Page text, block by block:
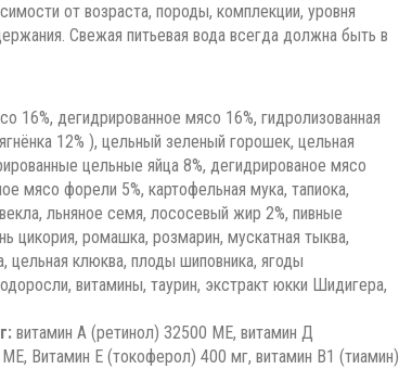
от возраста, породы, комплекции, уровня
Свежая питьевая вода всегда должна быть в
16%, дегидрированное мясо 16%, гидролизованная
12% ), цельный зеленый горошек, цельная
цельные яйца 8%, дегидрированое мясо
мясо форели 5%, картофельная мука, тапиока,
льняное семя, лососевый жир 2%, пивные
цикория, ромашка, розмарин, мускатная тыква,
цельная клюква, плоды шиповника, ягоды
витамины, таурин, экстракт юкки Шидигера,
витамин А (ретинол) 32500 МЕ, витамин Д
Витамин Е (токоферол) 400 мг, витамин В1 (тиамин)